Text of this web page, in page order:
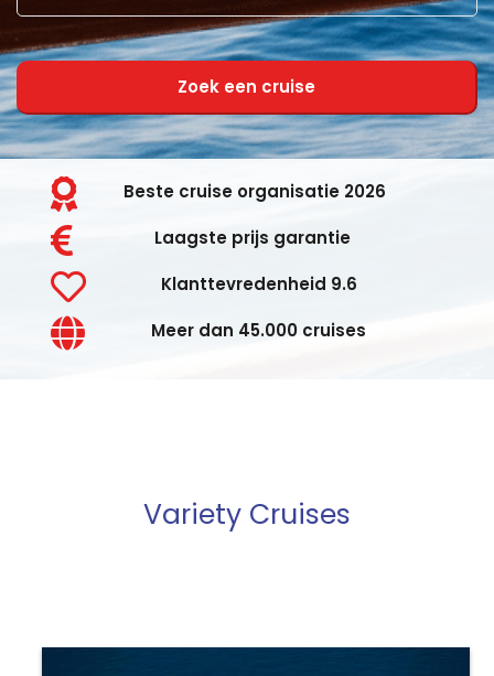
Zoek een cruise
Beste cruise organisatie 2026
Laagste prijs garantie
Klanttevredenheid 9.6
Meer dan 45.000 cruises
Variety Cruises